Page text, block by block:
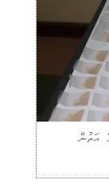
އަތުން